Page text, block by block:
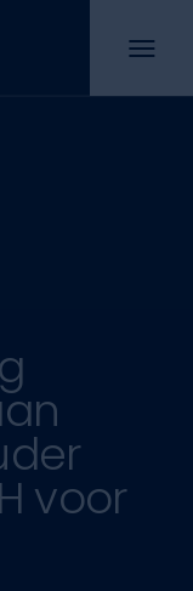
voor